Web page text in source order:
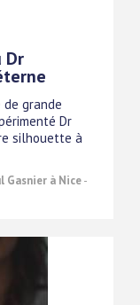
Dr
grande
Dr
silhouette à
Gasnier à Nice-